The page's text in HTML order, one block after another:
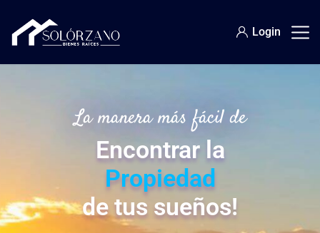
Login
La manera más fácil de
Encontrar la
Propiedad
de tus sueños!